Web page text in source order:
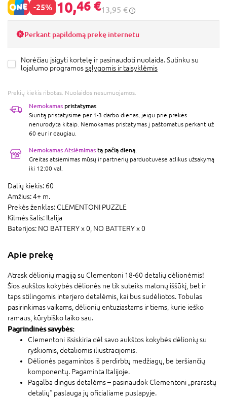
-25% 10,46 €13,95 €
Perkant papildomą prekę internetu
Norėčiau įsigyti kortelę ir pasinaudoti nuolaida. Sutinku su
lojalumo programossąlygomis ir taisyklėmis
Prekių kiekis ribotas. Nuolaidos nesumuojamos.
Nemokamas pristatymas
Siuntą pristatysime per 1-3 darbo dienas, jeigu prie prekės
nenurodyta kitaip. Nemokamas pristatymas į paštomatus perkant už
60 eur ir daugiau.
Nemokamas Atsiėmimas tą pačią dieną.
Greitas atsiėmimas mūsų ir partnerių parduotuvėse atlikus užsakymą
iki 12:00 val.
Dalių kiekis: 60
Amžius:4+ m.
Prekės ženklas: CLEMENTONI PUZZLE
Kilmės šalis: Italija
Baterijos: NO BATTERY x 0, NO BATTERY x 0
Apie prekę
Atrask dėlionių magiją su Clementoni 18-60 detalių dėlionėmis!
Šios aukštos kokybės dėlionės ne tik suteiks malonų iššūkį, bet ir
taps stilingomis interjero detalėmis, kai bus sudėliotos. Tobulas
pasirinkimas vaikams, dėlionių entuziastams ir tiems, kurie ieško
ramaus, kūrybiško laiko sau.
Pagrindinės savybės:
Clementoni išsiskiria dėl savo aukštos kokybės dėlionių su
ryškiomis, detaliomis iliustracijomis.
Dėlionės pagamintos iš perdirbtų medžiagų, be teršiančių
komponentų. Pagaminta Italijoje.
Pagalba dingus detalėms – pasinaudok Clementoni „prarastų
detalių“ paslauga jų oficialiame puslapyje.